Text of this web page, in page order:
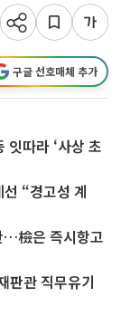
구글 선호매체 추가
따라 ‘사상 초
“경고성 계
…檢은 즉시항고
판관 직무유기